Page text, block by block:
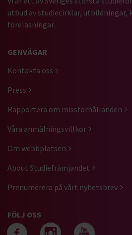
utbud av studiecirklar, utbildningar,
föreläsningar.
GENVÄGAR
Kontakta oss
Press
Rapportera om missförhållanden
Våra anmälningsvillkor
Om webbplatsen
About Studiefrämjandet
Prenumerera på vårt nyhetsbrev
FÖLJ OSS